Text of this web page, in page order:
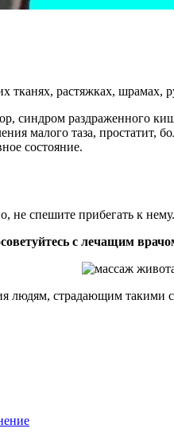
тканях, растяжках,
синдром раздраженного
малого таза,
состояние.
не спешите прибегать к
с лечащим
людям, страдающим такими